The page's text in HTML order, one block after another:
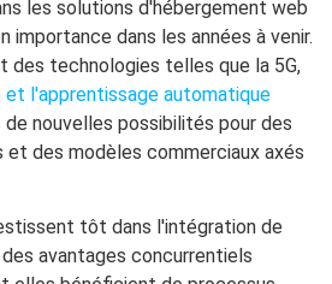
les solutions d'hébergement web
importance dans les années à venir.
des technologies telles que la 5G,
l'apprentissage automatique
nouvelles possibilités pour des
et des modèles commerciaux axés
tôt dans l'intégration de
avantages concurrentiels